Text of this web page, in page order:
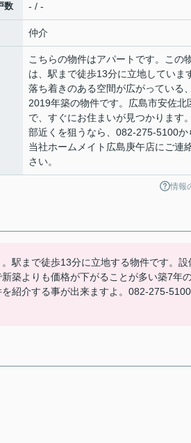
数 - / -
仲介
こちらの物件はアパートです。この
は、駅まで徒歩13分に立地していま
落ち着きのある空間が広がっている
2019年築の物件です。広島市安佐北
で、すぐにお住まいが見つかります
部近くを狙うなら、082-275-5100か
当社ホームメイト広島庚午店にご連
さい。
情報
駅まで徒歩13分に立地する物件です。設
築よりも価格が下がることが多い築7年
紹介する事が出来ますよ。082-275-5100